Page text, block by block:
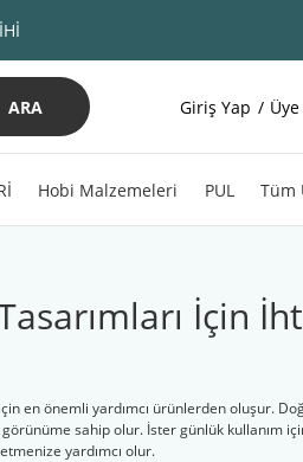
ARA Giriş Yap
Hobi Malzemeleri PUL Tüm
İçin
en önemli yardımcı ürünlerden oluşur.
sahip olur. İster günlük kullanım
yardımcı olur.